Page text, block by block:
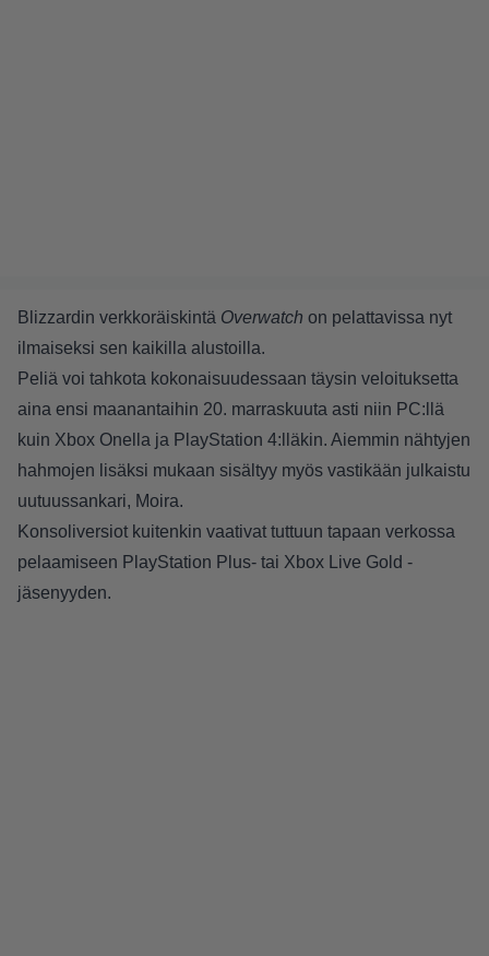
Blizzardin verkkoräiskintä Overwatch on pelattavissa nyt
ilmaiseksi sen kaikilla alustoilla.
Peliä voi tahkota kokonaisuudessaan täysin veloituksetta
aina ensi maanantaihin 20. marraskuuta asti niin PC:llä
kuin Xbox Onella ja PlayStation 4:lläkin. Aiemmin nähtyjen
hahmojen lisäksi mukaan sisältyy myös vastikään julkaistu
uutuussankari, Moira.
Konsoliversiot kuitenkin vaativat tuttuun tapaan verkossa
pelaamiseen PlayStation Plus- tai Xbox Live Gold -
jäsenyyden.